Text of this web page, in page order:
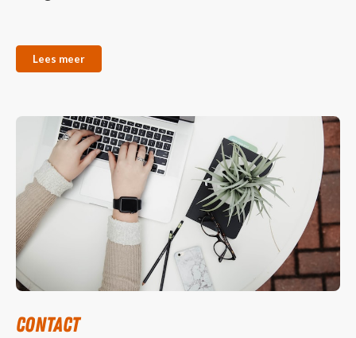
Lees meer
Contact